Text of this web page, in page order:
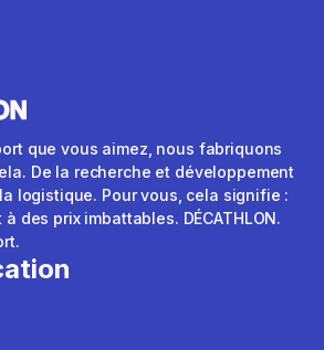
que vous aimez, nous fabriquons
De la recherche et développement
logistique. Pour vous, cela signifie :
des prix imbattables. DÉCATHLON.